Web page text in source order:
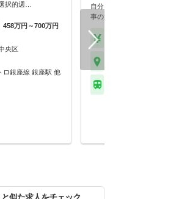
択的週…
458万円～700万円
央区
ロ銀座線 銀座駅 他
自分らしく働く。それが、
事の第一歩。選択的週…